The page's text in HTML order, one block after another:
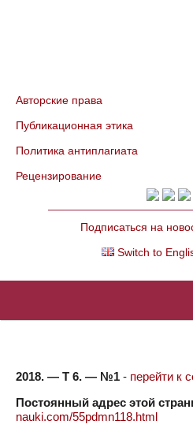
Авторские права
Публикационная этика
Политика антиплагиата
Рецензирование
Подписаться на
Switch to
2018. — Т 6. — №1 - перейти к
Постоянный адрес этой
nauki.com/55pdmn118.html